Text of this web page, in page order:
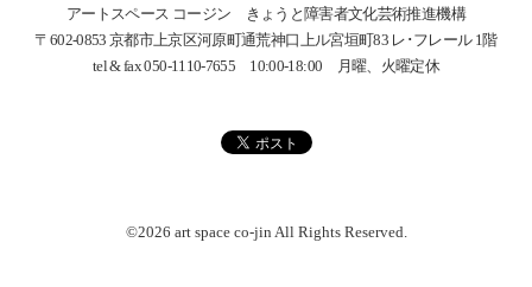
アートスペース コージン きょうと障害者文化芸術推進機構
〒602-0853 京都市上京区河原町通荒神口上ル宮垣町83 レ･フレール 1階
tel & fax 050-1110-7655 10:00-18:00 月曜、火曜定休
©2026 art space co-jin All Rights Reserved.